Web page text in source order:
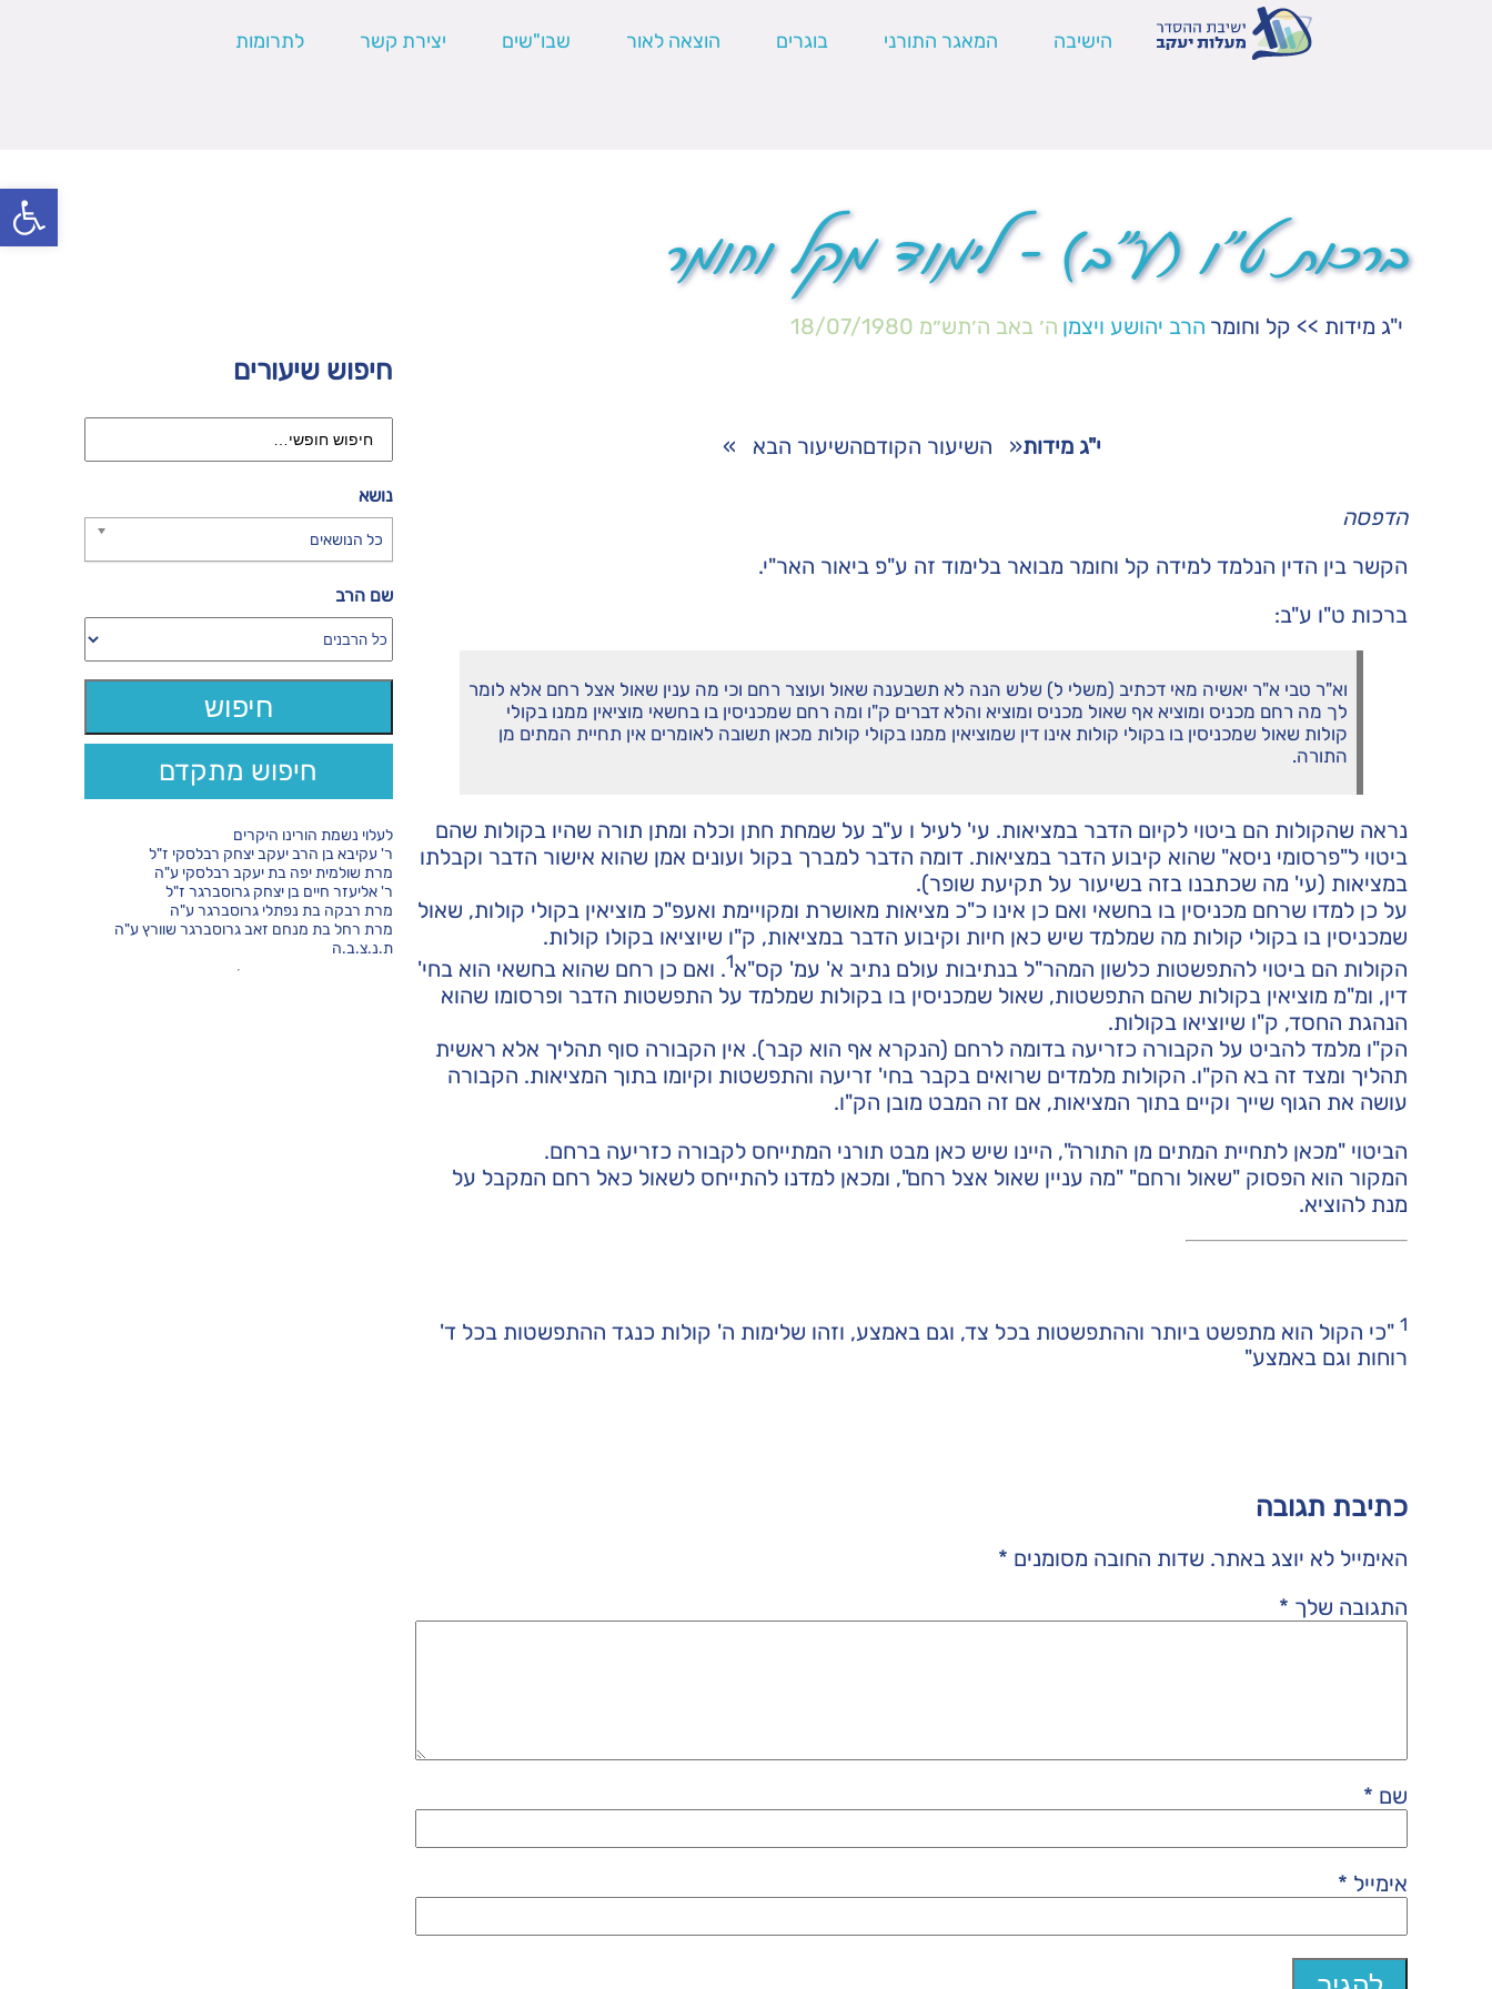
פתח
הישיבה המאגר התורני בוגרים הוצאה לאור שבו"שים יצירת קשר לתרומות
ברכות ט"ו (ע"ב) – לימוד מקל וחומר
י"ג מידות >> קל וחומר הרב יהושע ויצמן ה׳ באב ה׳תש״מ 18/07/1980
י"ג מידות« השיעור הקודםהשיעור הבא »
הדפסה
הקשר בין הדין הנלמד למידה קל וחומר מבואר בלימוד זה ע"פ ביאור האר"י.
ברכות ט"ו ע"ב:
וא"ר טבי א"ר יאשיה מאי דכתיב (משלי ל) שלש הנה לא תשבענה שאול ועוצר רחם וכי מה ענין שאול אצל רחם אלא לומר
לך מה רחם מכניס ומוציא אף שאול מכניס ומוציא והלא דברים ק"ו ומה רחם שמכניסין בו בחשאי מוציאין ממנו בקולי
קולות שאול שמכניסין בו בקולי קולות אינו דין שמוציאין ממנו בקולי קולות מכאן תשובה לאומרים אין תחיית המתים מן
התורה.
נראה שהקולות הם ביטוי לקיום הדבר במציאות. עי' לעיל ו ע"ב על שמחת חתן וכלה ומתן תורה שהיו בקולות שהם
ביטוי ל"פרסומי ניסא" שהוא קיבוע הדבר במציאות. דומה הדבר למברך בקול ועונים אמן שהוא אישור הדבר וקבלתו
במציאות (עי' מה שכתבנו בזה בשיעור על תקיעת שופר).
על כן למדו שרחם מכניסין בו בחשאי ואם כן אינו כ"כ מציאות מאושרת ומקויימת ואעפ"כ מוציאין בקולי קולות, שאול
שמכניסין בו בקולי קולות מה שמלמד שיש כאן חיות וקיבוע הדבר במציאות, ק"ו שיוציאו בקולו קולות.
הקולות הם ביטוי להתפשטות כלשון המהר"ל בנתיבות עולם נתיב א' עמ' קס"א1. ואם כן רחם שהוא בחשאי הוא בחי'
דין, ומ"מ מוציאין בקולות שהם התפשטות, שאול שמכניסין בו בקולות שמלמד על התפשטות הדבר ופרסומו שהוא
הנהגת החסד, ק"ו שיוציאו בקולות.
הק"ו מלמד להביט על הקבורה כזריעה בדומה לרחם (הנקרא אף הוא קבר). אין הקבורה סוף תהליך אלא ראשית
תהליך ומצד זה בא הק"ו. הקולות מלמדים שרואים בקבר בחי' זריעה והתפשטות וקיומו בתוך המציאות. הקבורה
עושה את הגוף שייך וקיים בתוך המציאות, אם זה המבט מובן הק"ו.
הביטוי "מכאן לתחיית המתים מן התורה", היינו שיש כאן מבט תורני המתייחס לקבורה כזריעה ברחם.
המקור הוא הפסוק "שאול ורחם" "מה עניין שאול אצל רחם", ומכאן למדנו להתייחס לשאול כאל רחם המקבל על
מנת להוציא.
1"כי הקול הוא מתפשט ביותר וההתפשטות בכל צד, וגם באמצע, וזהו שלימות ה' קולות כנגד ההתפשטות בכל ד'
רוחות וגם באמצע"
כתיבת תגובה
האימייל לא יוצג באתר. שדות החובה מסומנים *
התגובה שלך *
שם *
אימייל *
חיפוש שיעורים
נושא
כל הנושאים
שם הרב
חיפוש מתקדם
לעלוי נשמת הורינו היקרים
ר' עקיבא בן הרב יעקב יצחק רבלסקי ז"ל
מרת שולמית יפה בת יעקב רבלסקי ע"ה
ר' אליעזר חיים בן יצחק גרוסברגר ז"ל
מרת רבקה בת נפתלי גרוסברגר ע"ה
מרת רחל בת מנחם זאב גרוסברגר שוורץ ע"ה
ת.נ.צ.ב.ה